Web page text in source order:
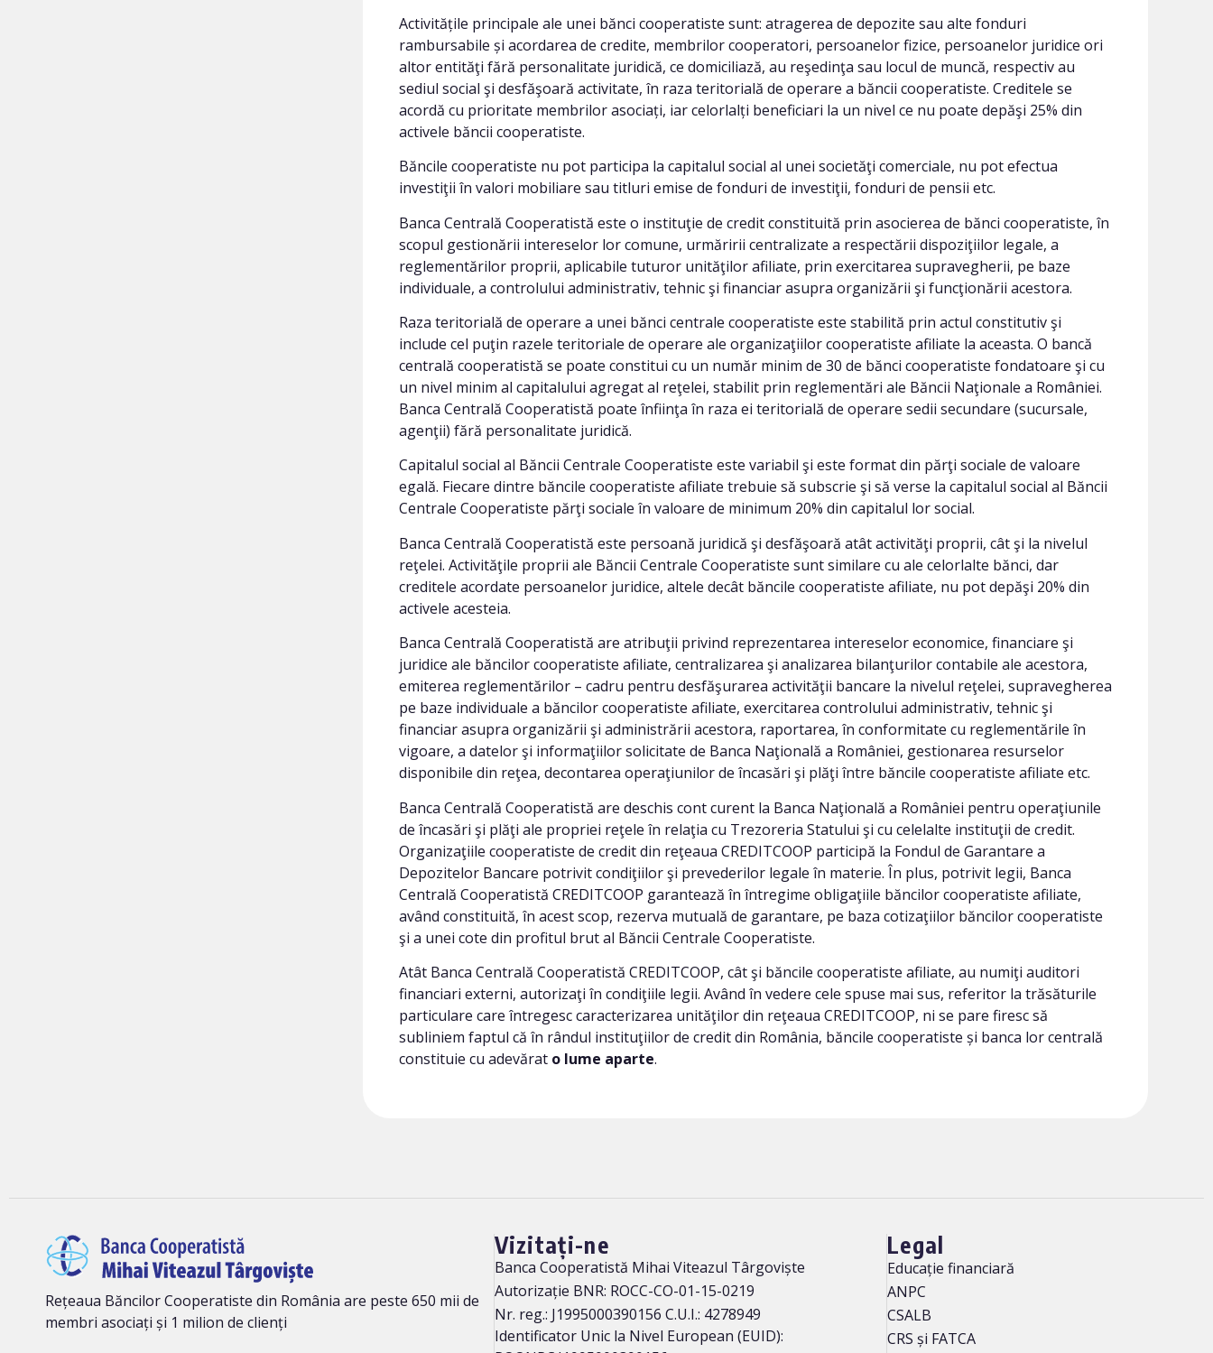
Activitățile principale ale unei bănci cooperatiste sunt: atragerea de depozite sau alte fonduri
rambursabile și acordarea de credite, membrilor cooperatori, persoanelor fizice, persoanelor juridice ori
altor entităţi fără personalitate juridică, ce domiciliază, au reşedinţa sau locul de muncă, respectiv au
sediul social şi desfăşoară activitate, în raza teritorială de operare a băncii cooperatiste. Creditele se
acordă cu prioritate membrilor asociați, iar celorlalți beneficiari la un nivel ce nu poate depăşi 25% din
activele băncii cooperatiste.
Băncile cooperatiste nu pot participa la capitalul social al unei societăţi comerciale, nu pot efectua
investiţii în valori mobiliare sau titluri emise de fonduri de investiţii, fonduri de pensii etc.
Banca Centrală Cooperatistă este o instituţie de credit constituită prin asocierea de bănci cooperatiste, în
scopul gestionării intereselor lor comune, urmăririi centralizate a respectării dispoziţiilor legale, a
reglementărilor proprii, aplicabile tuturor unităţilor afiliate, prin exercitarea supravegherii, pe baze
individuale, a controlului administrativ, tehnic şi financiar asupra organizării şi funcţionării acestora.
Raza teritorială de operare a unei bănci centrale cooperatiste este stabilită prin actul constitutiv şi
include cel puţin razele teritoriale de operare ale organizaţiilor cooperatiste afiliate la aceasta. O bancă
centrală cooperatistă se poate constitui cu un număr minim de 30 de bănci cooperatiste fondatoare şi cu
un nivel minim al capitalului agregat al reţelei, stabilit prin reglementări ale Băncii Naţionale a României.
Banca Centrală Cooperatistă poate înfiinţa în raza ei teritorială de operare sedii secundare (sucursale,
agenţii) fără personalitate juridică.
Capitalul social al Băncii Centrale Cooperatiste este variabil şi este format din părţi sociale de valoare
egală. Fiecare dintre băncile cooperatiste afiliate trebuie să subscrie şi să verse la capitalul social al Băncii
Centrale Cooperatiste părţi sociale în valoare de minimum 20% din capitalul lor social.
Banca Centrală Cooperatistă este persoană juridică şi desfăşoară atât activităţi proprii, cât şi la nivelul
reţelei. Activităţile proprii ale Băncii Centrale Cooperatiste sunt similare cu ale celorlalte bănci, dar
creditele acordate persoanelor juridice, altele decât băncile cooperatiste afiliate, nu pot depăşi 20% din
activele acesteia.
Banca Centrală Cooperatistă are atribuţii privind reprezentarea intereselor economice, financiare şi
juridice ale băncilor cooperatiste afiliate, centralizarea şi analizarea bilanţurilor contabile ale acestora,
emiterea reglementărilor – cadru pentru desfăşurarea activităţii bancare la nivelul reţelei, supravegherea
pe baze individuale a băncilor cooperatiste afiliate, exercitarea controlului administrativ, tehnic şi
financiar asupra organizării şi administrării acestora, raportarea, în conformitate cu reglementările în
vigoare, a datelor şi informaţiilor solicitate de Banca Naţională a României, gestionarea resurselor
disponibile din reţea, decontarea operaţiunilor de încasări şi plăţi între băncile cooperatiste afiliate etc.
Banca Centrală Cooperatistă are deschis cont curent la Banca Naţională a României pentru operaţiunile
de încasări şi plăţi ale propriei reţele în relaţia cu Trezoreria Statului şi cu celelalte instituţii de credit.
Organizaţiile cooperatiste de credit din reţeaua CREDITCOOP participă la Fondul de Garantare a
Depozitelor Bancare potrivit condiţiilor şi prevederilor legale în materie. În plus, potrivit legii, Banca
Centrală Cooperatistă CREDITCOOP garantează în întregime obligaţiile băncilor cooperatiste afiliate,
având constituită, în acest scop, rezerva mutuală de garantare, pe baza cotizaţiilor băncilor cooperatiste
şi a unei cote din profitul brut al Băncii Centrale Cooperatiste.
Atât Banca Centrală Cooperatistă CREDITCOOP, cât şi băncile cooperatiste afiliate, au numiţi auditori
financiari externi, autorizaţi în condiţiile legii. Având în vedere cele spuse mai sus, referitor la trăsăturile
particulare care întregesc caracterizarea unităţilor din reţeaua CREDITCOOP, ni se pare firesc să
subliniem faptul că în rândul instituţiilor de credit din România, băncile cooperatiste și banca lor centrală
constituie cu adevărat o lume aparte.
Rețeaua Băncilor Cooperatiste din România are peste 650 mii de
membri asociați și 1 milion de clienți
Vizitați-ne
Banca Cooperatistă Mihai Viteazul Târgoviște
Autorizație BNR: ROCC-CO-01-15-0219
Nr. reg.: J1995000390156 C.U.I.: 4278949
Identificator Unic la Nivel European (EUID):
Legal
Educație financiară
ANPC
CSALB
CRS și FATCA